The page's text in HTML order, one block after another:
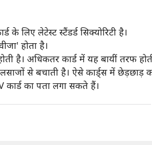
के लिए लेटेस्ट स्टैंडर्ड सिक्योरिटी है।
होता है।
है। अधिकतर कार्ड में यह बायीं तरफ
से बचाती है। ऐसे कार्ड्स में छेड़छाड़
का पता लगा सकते हैं।